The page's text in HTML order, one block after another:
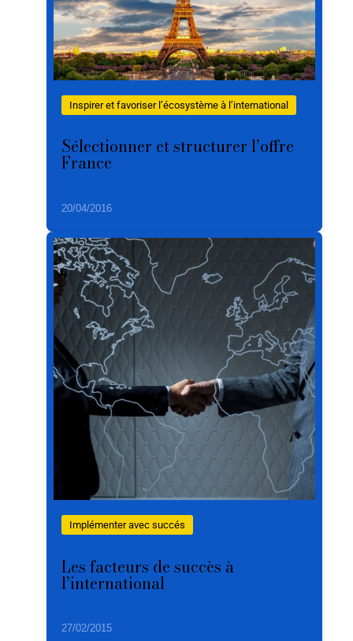
Inspirer et favoriser l’écosystème à l’international
Sélectionner et structurer l’offre
France
20/04/2016
Implémenter avec succés
Les facteurs de succès à
l’international
27/02/2015